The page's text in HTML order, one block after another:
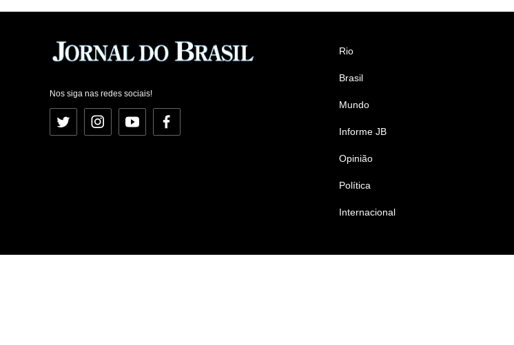
Nos siga nas redes sociais!
Twitter InstagramYouTubeFacebook
Rio
Brasil
Mundo
Informe JB
Opinião
Política
Internacional